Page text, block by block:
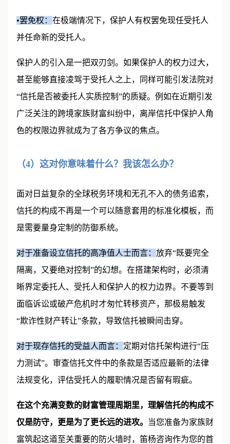
•罢免权： 在极端情况下，保护人有权罢免现任受托人
并任命新的受托人。
保护人的引入是一把双刃剑。如果保护人的权力过大，
甚至能够直接凌驾于受托人之上，同样可能引发法院对
“信托是否被委托人实质控制”的质疑。例如在近期引发
广泛关注的跨境家族财富纠纷中，离岸信托中保护人角
色的权限边界就成为了各方争议的焦点。
（4）这对你意味着什么？我该怎么办？
面对日益复杂的全球税务环境和无孔不入的债务追索，
信托的构成不再是一个可以随意套用的标准化模板，而
是需要量身定制的防御系统。
对于准备设立信托的高净值人士而言： 放弃“既要完全
隔离，又要绝对控制”的幻想。在搭建架构时，必须清
晰界定委托人、受托人和保护人的权力边界。不要等到
面临诉讼或破产危机时才匆忙转移资产，那极易触发
“欺诈性财产转让”条款，导致信托被瞬间击穿。
对于现存信托的受益人而言： 定期对信托架构进行“压
力测试”。审查信托文件中的条款是否适应最新的法律
法规变化，评估受托人的履职情况是否留有瑕疵。
在这个充满变数的财富管理周期里，理解信托的构成不
仅是防守，更是为了更长远的进攻。
当您准备为家族财
富筑起这道至关重要的防火墙时，笛杨咨询作为您的首